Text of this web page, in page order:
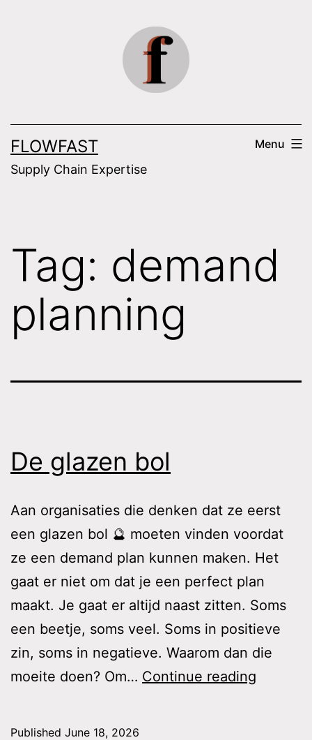
FLOWFAST
Supply Chain Expertise
Menu
Tag: demand
planning
De glazen bol
Aan organisaties die denken dat ze eerst
een glazen bol 🔮 moeten vinden voordat
ze een demand plan kunnen maken. Het
gaat er niet om dat je een perfect plan
maakt. Je gaat er altijd naast zitten. Soms
een beetje, soms veel. Soms in positieve
zin, soms in negatieve. Waarom dan die
moeite doen? Om… Continue reading
Published June 18, 2026